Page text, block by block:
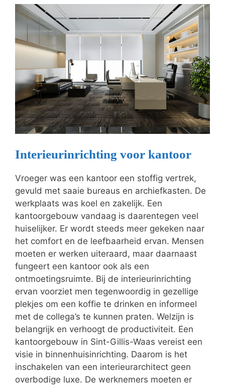
Interieurinrichting voor kantoor
Vroeger was een kantoor een stoffig vertrek,
gevuld met saaie bureaus en archiefkasten. De
werkplaats was koel en zakelijk. Een
kantoorgebouw vandaag is daarentegen veel
huiselijker. Er wordt steeds meer gekeken naar
het comfort en de leefbaarheid ervan. Mensen
moeten er werken uiteraard, maar daarnaast
fungeert een kantoor ook als een
ontmoetingsruimte. Bij de interieurinrichting
ervan voorziet men tegenwoordig in gezellige
plekjes om een koffie te drinken en informeel
met de collega’s te kunnen praten. Welzijn is
belangrijk en verhoogt de productiviteit. Een
kantoorgebouw in Sint-Gillis-Waas vereist een
visie in binnenhuisinrichting. Daarom is het
inschakelen van een interieurarchitect geen
overbodige luxe. De werknemers moeten er